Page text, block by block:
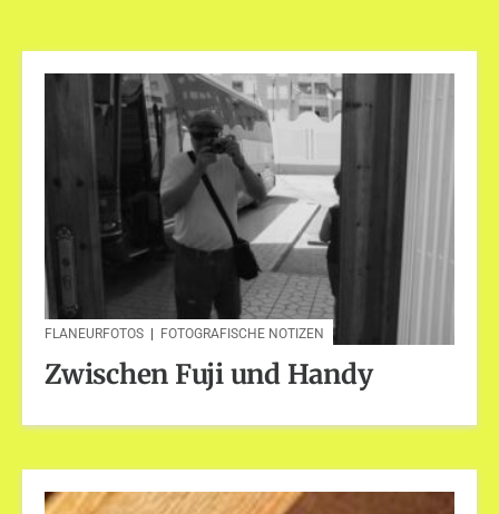
FLANEURFOTOS FOTOGRAFISCHE NOTIZEN
Zwischen Fuji und Handy